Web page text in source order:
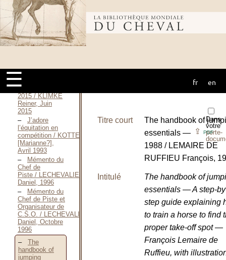
Bibliothèque
mondiale du
cheval
☰ fr en
Cavaletti —
1994 / KLIMKE
Reiner, 1994
Cavaletti :
dressage et
dressage et
sauts —
2015 / KLIMKE
Reiner, Juin
2015
J’adore
l’équitation en
compétition / KOTTENHOFF
[Marianne?],
Avril 1993
Mémento du
Chef de
Piste / LECHEVALIER
Daniel, 1996
Mémento du
Chef de Piste et
Organisateur de
C.S.O. / LECHEVALIER
Daniel, Octobre
1996
The
handbook of
jumping
Dans
votre
porte-
⇪ PDF
Titre court
The handbook of
essentials —
1988 / LEMAIRE DE
RUFFIEU François,
Intitulé
The handbook of
essentials — A step-
step guide explaining
to train a horse to find
proper take-off spot —
François Lemaire de
Ruffieu, with